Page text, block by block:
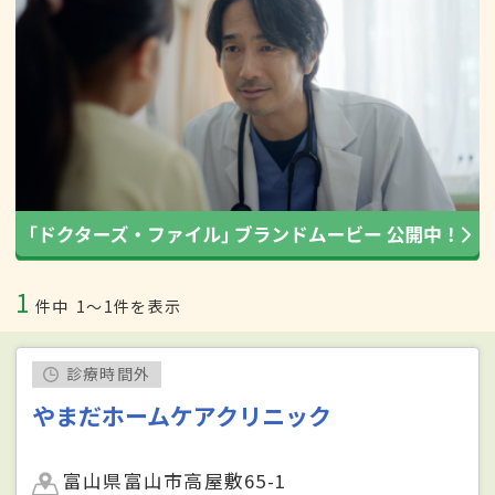
1 件中 1〜1件を表示
診療時間外
やまだホームケアクリニック
富山県富山市高屋敷65-1